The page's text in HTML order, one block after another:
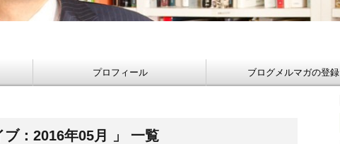
プロフィール ブログメルマガの登録
ブ：2016年05月 」 一覧